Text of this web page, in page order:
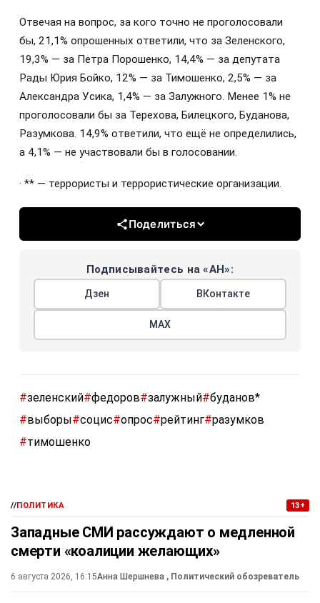
Отвечая на вопрос, за кого точно не проголосовали
бы, 21,1% опрошенных ответили, что за Зеленского,
19,3% — за Петра Порошенко, 14,4% — за депутата
Рады Юрия Бойко, 12% — за Тимошенко, 2,5% — за
Александра Усика, 1,4% — за Залужного. Менее 1% не
проголосовали бы за Терехова, Билецкого, Буданова,
Разумкова. 14,9% ответили, что ещё не определились,
а 4,1% — не участвовали бы в голосовании.
· ** — террористы и террористические организации.
Поделиться
Подписывайтесь на «АН»:
Дзен ВКонтакте
МАХ
#зеленский#федоров#залужный#буданов*
#выборы#социс#опрос#рейтинг#разумков
#тимошенко
//ПОЛИТИКА 13+
Западные СМИ рассуждают о медленной
смерти «коалиции желающих»
6 августа 2026, 16:15Анна Шершнева , Политический обозреватель